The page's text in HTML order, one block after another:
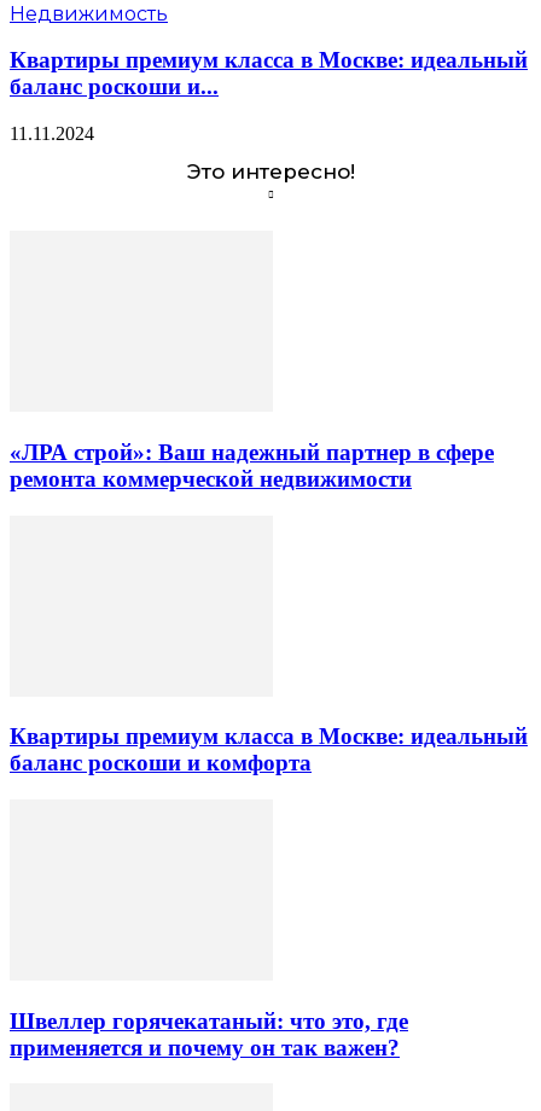
Недвижимость
Квартиры премиум класса в Москве: идеальный
баланс роскоши и...
11.11.2024
Это интересно!
«ЛРА строй»: Ваш надежный партнер в сфере
ремонта коммерческой недвижимости
Квартиры премиум класса в Москве: идеальный
баланс роскоши и комфорта
Швеллер горячекатаный: что это, где
применяется и почему он так важен?